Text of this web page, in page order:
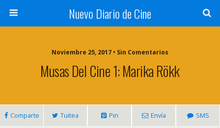
Nuevo Diario de Cine
Noviembre 25, 2017 • Sin Comentarios
Musas Del Cine 1: Marika Rökk
Comparte Tuitea Pin Envía SMS